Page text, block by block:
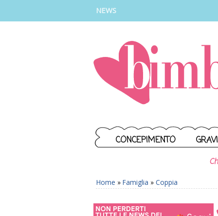
NEWS
CONCEPIMENTO
Home » Famiglia » Coppia